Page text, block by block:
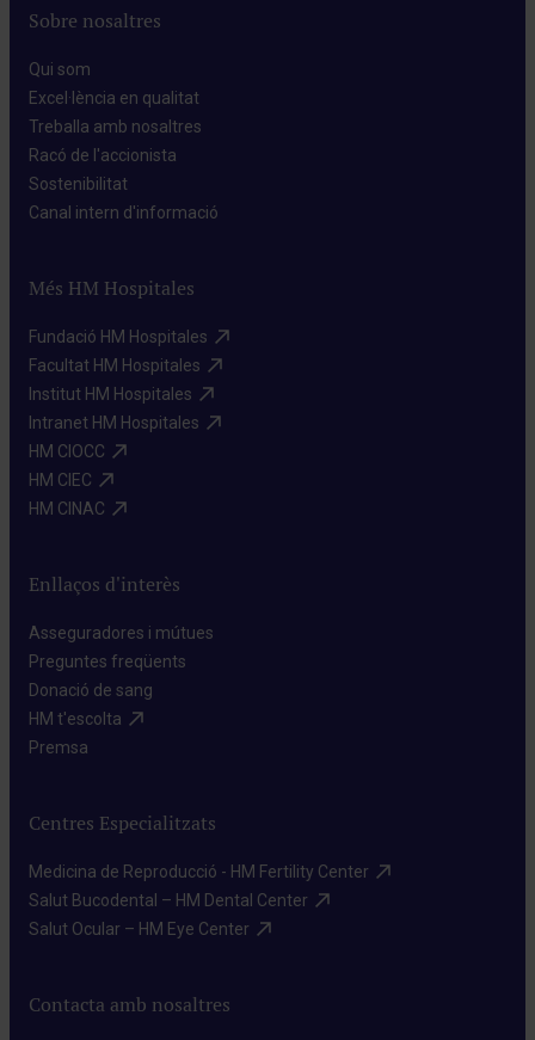
Sobre nosaltres
Qui som​
Excel·lència en qualitat​
Treballa amb nosaltres​
Racó de l'accionista​
Sostenibilitat​
Canal intern d'informació​
Més HM Hospitales
Fundació HM Hospitales​
Facultat HM Hospitales​
Institut HM Hospitales​
Intranet HM Hospitales​
HM CIOCC​
HM CIEC​
HM CINAC​
Enllaços d'interès
Asseguradores i mútues​
Preguntes freqüents​
Donació de sang​
HM t'escolta​
Premsa​
Centres Especialitzats
Medicina de Reproducció - HM Fertility Center​
Salut Bucodental – HM Dental Center​
Salut Ocular – HM Eye Center​
Contacta amb nosaltres